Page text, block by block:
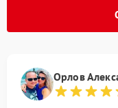
Орлов